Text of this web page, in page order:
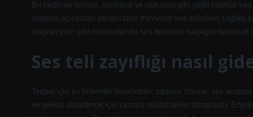
Bu nedenle somon, sardalya ve uskumru gibi yağlı balıklar
vitamini açısından zengin taze meyveler ses tellerinin sağlıklı
magnezyum gibi mineraller de ses tellerinin sağlığını korumak
Ses teli zayıflığı nasıl
Tedavi için şu önlemler önerilebilir: sadece izleme, ses
ve şeklini düzeltmek için cerrahi müdahaleler (tiroplasti).